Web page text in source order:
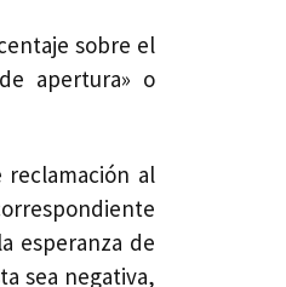
sobre el
apertura» o
reclamación al
esperanza de
sea negativa,